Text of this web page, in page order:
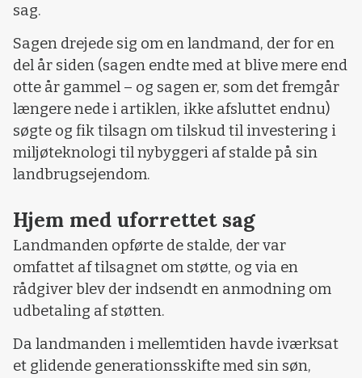
sag.
Sagen drejede sig om en landmand, der for en
del år siden (sagen endte med at blive mere end
otte år gammel – og sagen er, som det fremgår
længere nede i artiklen, ikke afsluttet endnu)
søgte og fik tilsagn om tilskud til investering i
miljøteknologi til nybyggeri af stalde på sin
landbrugsejendom.
Hjem med uforrettet sag
Landmanden opførte de stalde, der var
omfattet af tilsagnet om støtte, og via en
rådgiver blev der indsendt en anmodning om
udbetaling af støtten.
Da landmanden i mellemtiden havde iværksat
et glidende generationsskifte med sin søn,